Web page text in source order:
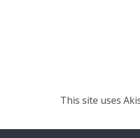
This site uses